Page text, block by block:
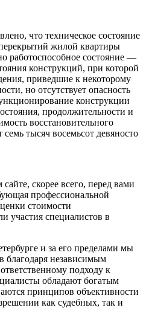
что техническое состояние
жилой квартиры
работоспособное состояние —
конструкций, при которой
приведшие к некоторому
но отсутствует опасность
конструкции
продолжительности и
восстановительного
тысяч восемьсот девяносто
скорее всего, перед вами
профессиональной
стоимости
участия специалистов в
и за его пределами мы
благодаря независимым
подходу к
обладают богатым
принципов объективности
как судебных, так и